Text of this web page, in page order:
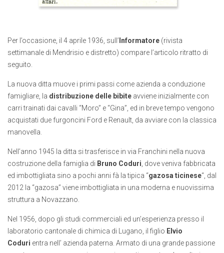
Per l’occasione, il 4 aprile 1936, sull’ Informatore (rivista
settimanale di Mendrisio e distretto) compare l’articolo ritratto di
seguito.
La nuova ditta muove i primi passi come azienda a conduzione
famigliare, la distribuzione delle bibite avviene inizialmente con
carri trainati dai cavalli “Moro” e “Gina”, ed in breve tempo vengono
acquistati due furgoncini Ford e Renault, da avviare con la classica
manovella.
Nell’anno 1945 la ditta si trasferisce in via Franchini nella nuova
costruzione della famiglia di Bruno Coduri , dove veniva fabbricata
ed imbottigliata sino a pochi anni fà la tipica “gazosa ticinese“, dal
2012 la “gazosa” viene imbottigliata in una moderna e nuovissima
struttura a Novazzano.
Nel 1956, dopo gli studi commerciali ed un’esperienza presso il
laboratorio cantonale di chimica di Lugano, il figlio Elvio
Coduri entra nell’ azienda paterna. Armato di una grande passione